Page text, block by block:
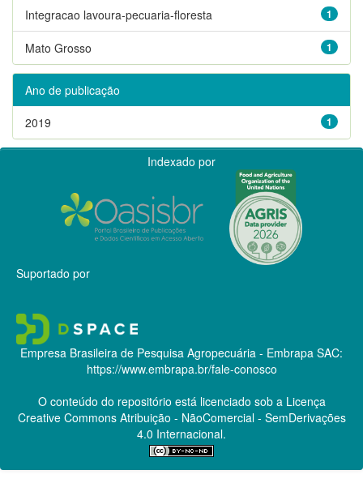
1
Integracao lavoura-pecuaria-floresta
1
Mato Grosso
Ano de publicação
1
2019
Indexado por
Suportado por
Empresa Brasileira de Pesquisa Agropecuária - Embrapa SAC:
https://www.embrapa.br/fale-conosco
O conteúdo do repositório está licenciado sob a Licença
Creative CommonsAtribuição - NãoComercial - SemDerivações
4.0 Internacional.